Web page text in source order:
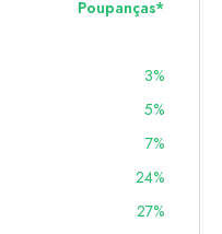
Poupanças*
3%
5%
7%
24%
27%